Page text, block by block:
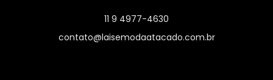
11 9 4977-4630
contato@laisemodaatacado.com.br